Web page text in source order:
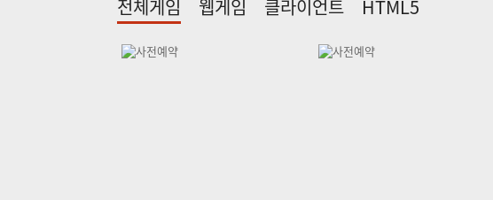
전체게임 웹게임 클라이언트 HTML5